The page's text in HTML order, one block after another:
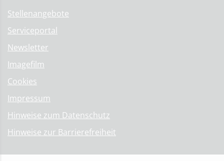
Stellenangebote
Serviceportal
Newsletter
Imagefilm
Cookies
Impressum
Hinweise zum Datenschutz
Hinweise zur Barrierefreiheit